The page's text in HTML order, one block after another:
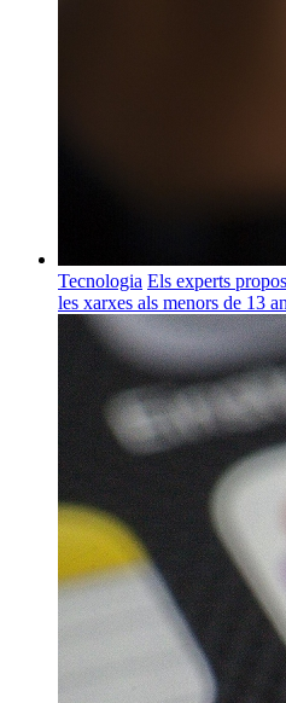
Tecnologia Els experts
les xarxes als menors de 13